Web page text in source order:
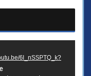
6l_nSSPTQ_k?